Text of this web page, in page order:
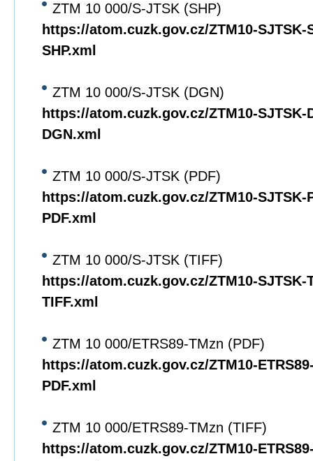
ZTM 10 000/S-JTSK (SHP)
https://atom.cuzk.gov.cz/ZTM10-SJTSK-
SHP.xml
ZTM 10 000/S-JTSK (DGN)
https://atom.cuzk.gov.cz/ZTM10-SJTSK-
DGN.xml
ZTM 10 000/S-JTSK (PDF)
https://atom.cuzk.gov.cz/ZTM10-SJTSK-
PDF.xml
ZTM 10 000/S-JTSK (TIFF)
https://atom.cuzk.gov.cz/ZTM10-SJTSK-
TIFF.xml
ZTM 10 000/ETRS89-TMzn (PDF)
https://atom.cuzk.gov.cz/ZTM10-
PDF.xml
ZTM 10 000/ETRS89-TMzn (TIFF)
https://atom.cuzk.gov.cz/ZTM10-